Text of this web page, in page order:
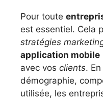
Pour toute
est essentiel. Cela
stratégies
application mobile
avec vos clients.
démographie,
utilisée, les